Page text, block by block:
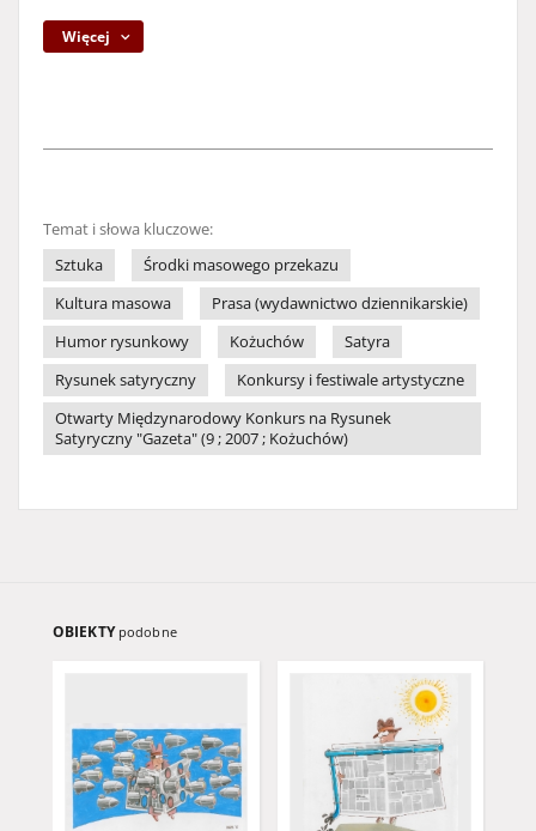
Więcej
Temat i słowa kluczowe:
Sztuka
Środki masowego przekazu
Kultura masowa
Prasa (wydawnictwo dziennikarskie)
Humor rysunkowy
Kożuchów
Satyra
Rysunek satyryczny
Konkursy i festiwale artystyczne
Otwarty Międzynarodowy Konkurs na Rysunek
Satyryczny "Gazeta" (9 ; 2007 ; Kożuchów)
OBIEKTY podobne